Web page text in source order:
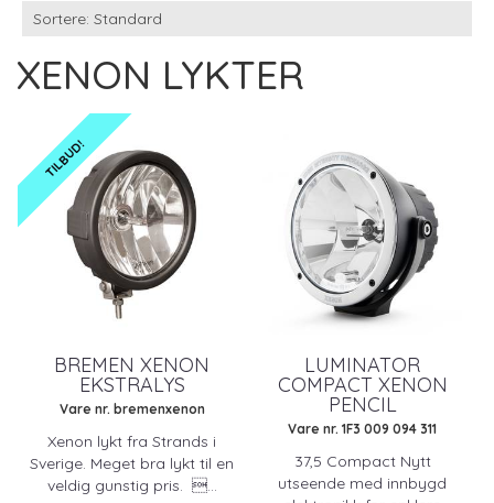
XENON LYKTER
TILBUD!
BREMEN XENON
EKSTRALYS
Vare nr. bremenxenon
Xenon lykt fra Strands i
Sverige. Meget bra lykt til en
veldig gunstig pris. ...
LUMINATOR
COMPACT XENON
PENCIL
Vare nr. 1F3 009 094 311
37,5 Compact Nytt
utseende med innbygd